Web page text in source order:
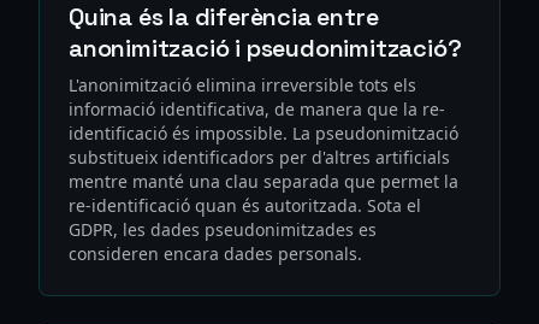
Quina és la diferència entre
anonimització i pseudonimització?
L'anonimització elimina irreversible tots els
informació identificativa, de manera que la re-
identificació és impossible. La pseudonimització
substitueix identificadors per d'altres artificials
mentre manté una clau separada que permet la
re-identificació quan és autoritzada. Sota el
GDPR, les dades pseudonimitzades es
consideren encara dades personals.